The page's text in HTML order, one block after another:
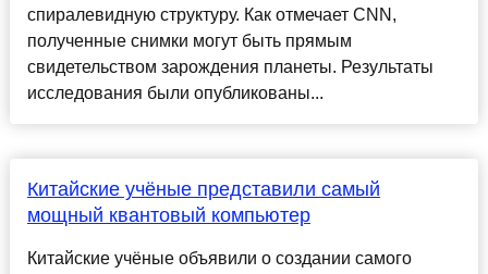
спиралевидную структуру. Как отмечает CNN,
полученные снимки могут быть прямым
свидетельством зарождения планеты. Результаты
исследования были опубликованы...
Китайские учёные представили самый
мощный квантовый компьютер
Китайские учёные объявили о создании самого